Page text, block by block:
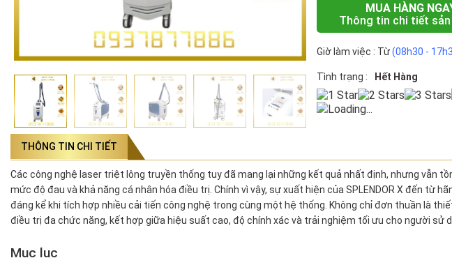
MUA HÀNG
Thông tin chi tiết sản
Giờ làm việc : Từ(08h30 -
Tình trạng : Hết Hàng
Loading...
THÔNG TIN CHI TIẾT
Các công nghệ laser triệt lông truyền thống tuy đã mang lại những kết quả nhất định, nhưng vẫn
mức độ đau và khả năng cá nhân hóa điều trị. Chính vì vậy, sự xuất hiện của SPLENDOR X đến từ
đáng kể khi tích hợp nhiều cải tiến công nghệ trong cùng một hệ thống. Không chỉ đơn thuần là
điều trị đa chức năng, kết hợp giữa hiệu suất cao, độ chính xác và trải nghiệm tối ưu cho người sử
Mục lục